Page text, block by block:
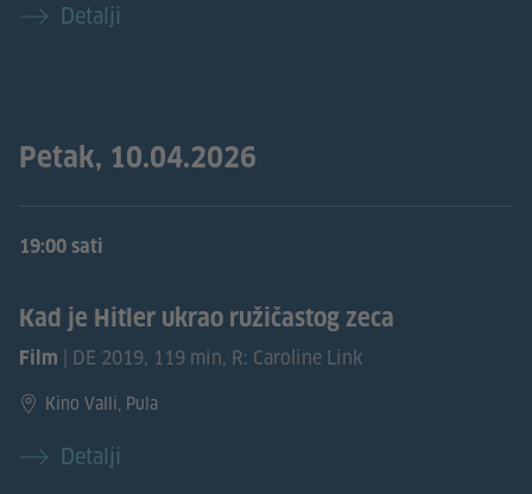
Detalji
Petak, 10.04.2026
19:00 sati
Kad je Hitler ukrao ružičastog zeca
Film | DE 2019, 119 min, R: Caroline Link
Kino Valli, Pula
Detalji